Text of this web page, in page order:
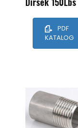
PDF
KATALOG